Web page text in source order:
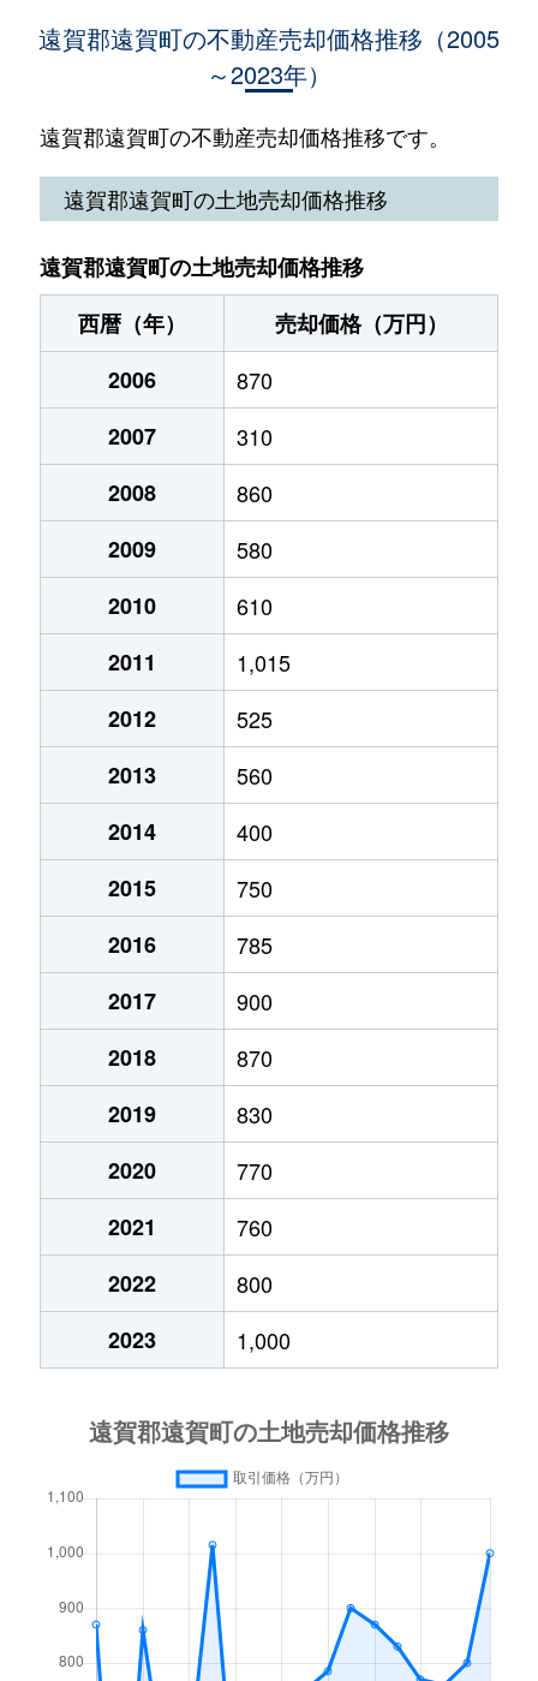
1,000万円
遠賀郡遠賀町の不動産売却価格推移（2005
～2023年）
遠賀郡遠賀町の不動産売却価格推移です。
遠賀郡遠賀町の土地売却価格推移
遠賀郡遠賀町の土地売却価格推移
西暦（年）
売却価格（万円）
2006
870
2007
310
2008
860
2009
580
2010
610
2011
1,015
2012
525
2013
560
2014
400
2015
750
2016
785
2017
900
2018
870
2019
830
2020
770
2021
760
2022
800
2023
1,000